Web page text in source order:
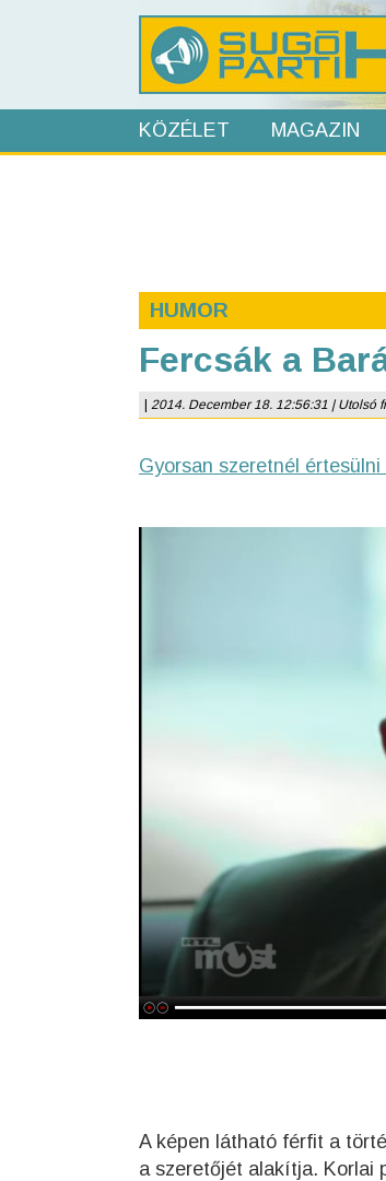
KÖZÉLET MAGAZIN
HUMOR
Fercsák a
2014. December 18. 12:56:31 | Utolsó
Gyorsan szeretnél
A képen látható férfit a
a szeretőjét alakítja. Korlai